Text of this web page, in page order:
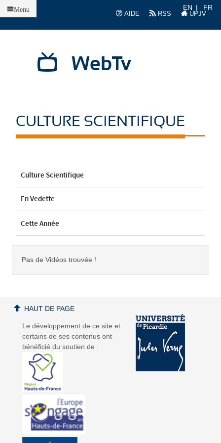
AIDE
RSS UPJV
EN FR
WebTv
Menu
CULTURE SCIENTIFIQUE
Culture Scientifique
En Vedette
Cette Année
Pas de Vidéos trouvée !
Le développement de ce site et
certains de ses contenus ont
bénéficié du soutien de :
HAUT DE PAGE